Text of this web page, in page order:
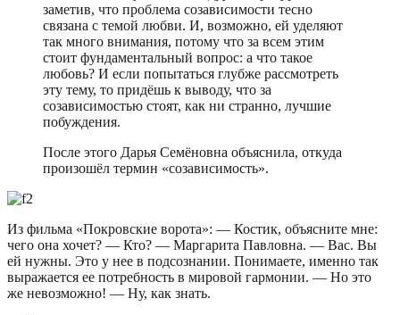
заметив, что проблема созависимости тесно
связана с темой любви. И, возможно, ей уделяют
так много внимания, потому что за всем этим
стоит фундаментальный вопрос: а что такое
любовь? И если попытаться глубже рассмотреть
эту тему, то придёшь к выводу, что за
созависимостью стоят, как ни странно, лучшие
побуждения.
После этого Дарья Семёновна объяснила, откуда
произошёл термин «созависимость».
Из фильма «Покровские ворота»: — Костик, объясните мне:
чего она хочет? — Кто? — Маргарита Павловна. — Вас. Вы
ей нужны. Это у нее в подсознании. Понимаете, именно так
выражается ее потребность в мировой гармонии. — Но это
же невозможно! — Ну, как знать.